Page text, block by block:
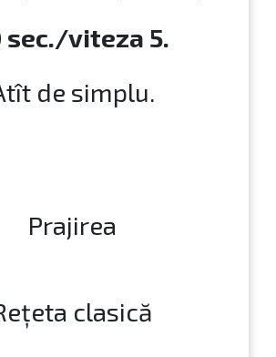
sec./viteza 5.
de simplu.
Prajirea
clasică